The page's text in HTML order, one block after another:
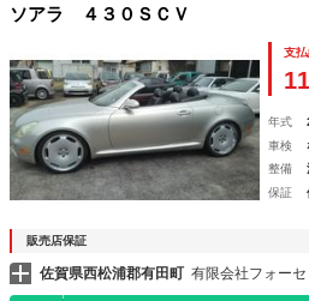
ソアラ ４３０ＳＣＶ
支
年式
車検
整備
保証
販売店保証
佐賀県西松浦郡有田町 有限会社フォーセ